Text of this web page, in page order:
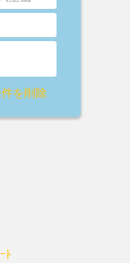
を削除
ﾄ